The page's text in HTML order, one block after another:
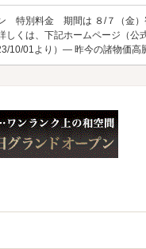
別料金 期間は ８/７（金）
くは、下記ホームページ（公
10/01より）― 昨今の諸物価高